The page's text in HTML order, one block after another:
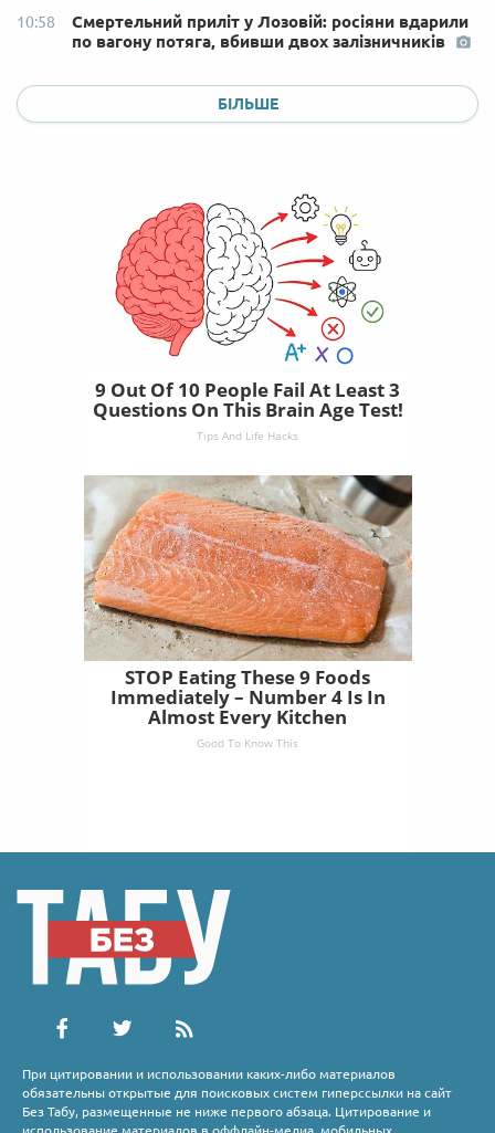
10:58
Смертельний приліт у Лозовій: росіяни вдарили
по вагону потяга, вбивши двох залізничників
БІЛЬШЕ
9 Out Of 10 People Fail At Least 3
Questions On This Brain Age Test!
Tips And Life Hacks
STOP Eating These 9 Foods
Immediately – Number 4 Is In
Almost Every Kitchen
Good To Know This
При цитировании и использовании каких-либо материалов
обязательны открытые для поисковых систем гиперссылки на сайт
Без Табу, размещенные не ниже первого абзаца. Цитирование и